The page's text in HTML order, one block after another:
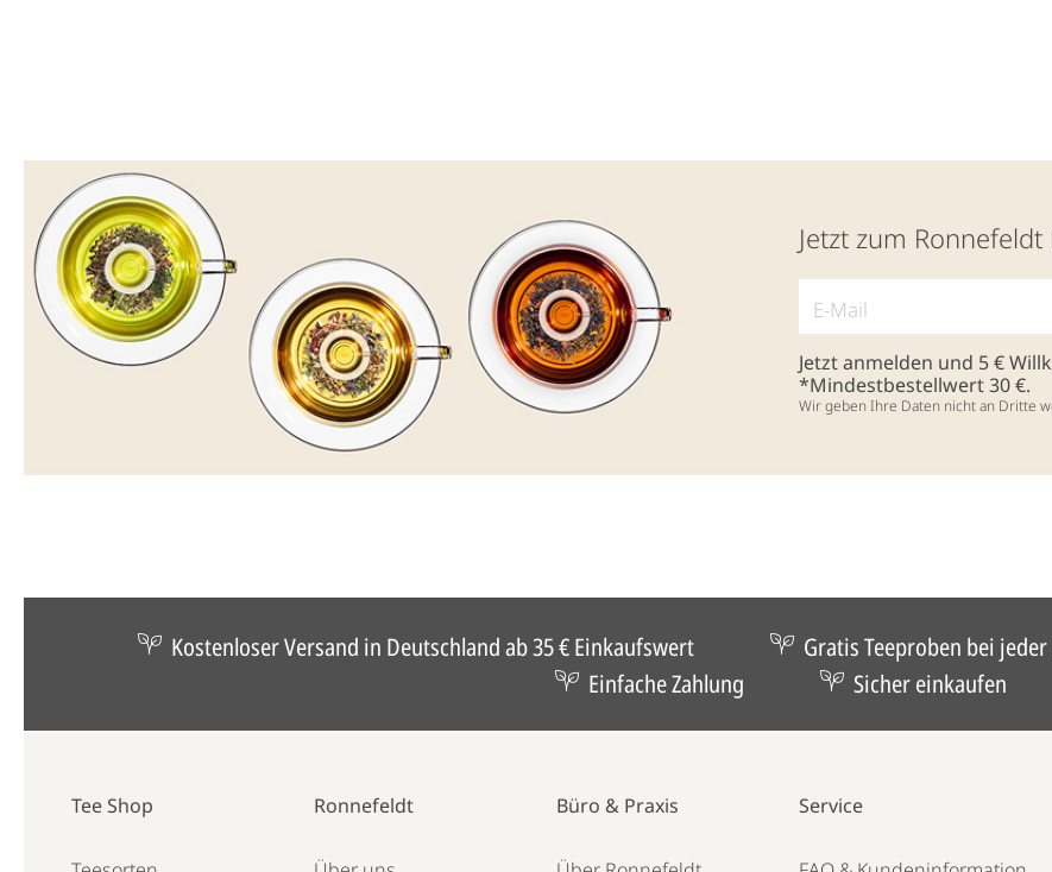
Jetzt zum
Jetzt anmelden und 5 €
*Mindestbestellwert 30 €.
Wir geben Ihre Daten nicht an Dritte
Kostenloser Versand in Deutschland ab 35 € Einkaufswert Gratis Teeproben bei jeder
Einfache Zahlung
Sicher einkaufen
Tee Shop Ronnefeldt Büro & Praxis Service